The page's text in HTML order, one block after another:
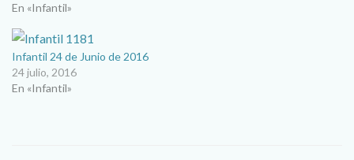
En «Infantil»
Infantil 24 de Junio de 2016
24 julio, 2016
En «Infantil»